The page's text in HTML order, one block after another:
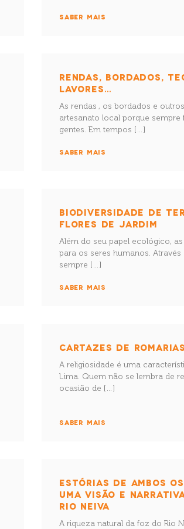
SABER MAIS
RENDAS, BORDADOS,
LAVORES…
As rendas , os bordados e
artesanato local porque
gentes. Em tempos […]
SABER MAIS
BIODIVERSIDADE DE
FLORES DE JARDIM
Além do seu papel ecológico,
para os seres humanos.
sempre […]
SABER MAIS
CARTAZES DE
A religiosidade é uma
Lima. Quem não se lembra de
ocasião de […]
SABER MAIS
ESTÓRIAS DE AMBOS
UMA VISÃO E
RIO NEIVA
A riqueza natural da foz do Rio